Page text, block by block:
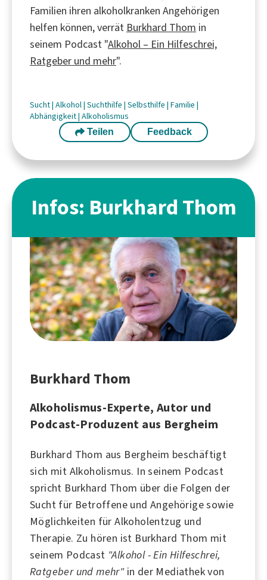
Familien ihren alkoholkranken Angehörigen
helfen können, verrät Burkhard Thom in
seinem Podcast "Alkohol – Ein Hilfeschrei,
Ratgeber und mehr".
Sucht| Alkohol| Suchthilfe | Selbsthilfe | Familie |
Abhängigkeit| Alkoholismus
Teilen Feedback
Infos: Burkhard Thom
Burkhard Thom
Alkoholismus-Experte, Autor und
Podcast-Produzent aus Bergheim
Burkhard Thom aus Bergheim beschäftigt
sich mit Alkoholismus. In seinem Podcast
spricht Burkhard Thom über die Folgen der
Sucht für Betroffene und Angehörige sowie
Möglichkeiten für Alkoholentzug und
Therapie. Zu hören ist Burkhard Thom mit
seinem Podcast "Alkohol - Ein Hilfeschrei,
Ratgeber und mehr"in der Mediathek von